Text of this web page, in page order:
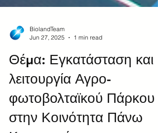
BiolandTeam
Jun 27, 2025
Θέμα: Εγκατάσταση και
λειτουργία Αγρο-
φωτοβολταϊκού Πάρκου